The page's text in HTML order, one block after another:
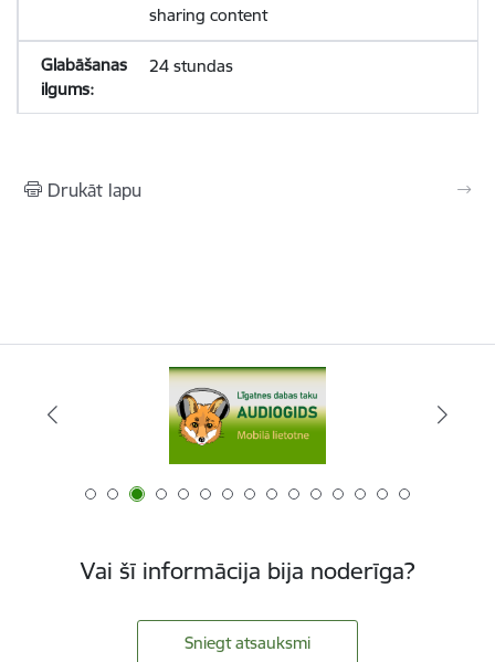
sharing content
24 stundas
Drukāt lapu
Vai šī informācija bija noderīga?
Sniegt atsauksmi